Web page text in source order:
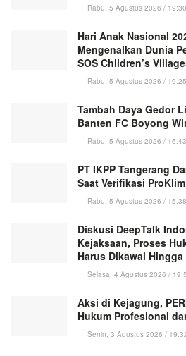
Rabu, 5 Agustus 2026 /
Hari Anak Nasional
Mengenalkan Dunia
SOS Children’s
Rabu, 5 Agustus 2026 /
Tambah Daya Gedor
Banten FC Boyong
Rabu, 5 Agustus 2026 /
PT IKPP Tangerang
Saat Verifikasi
Rabu, 5 Agustus 2026 /
Diskusi DeepTalk
Kejaksaan, Proses
Harus Dikawal
Selasa, 4 Agustus 2026 /
Aksi di Kejagung,
Hukum Profesional
Senin, 3 Agustus 2026 /